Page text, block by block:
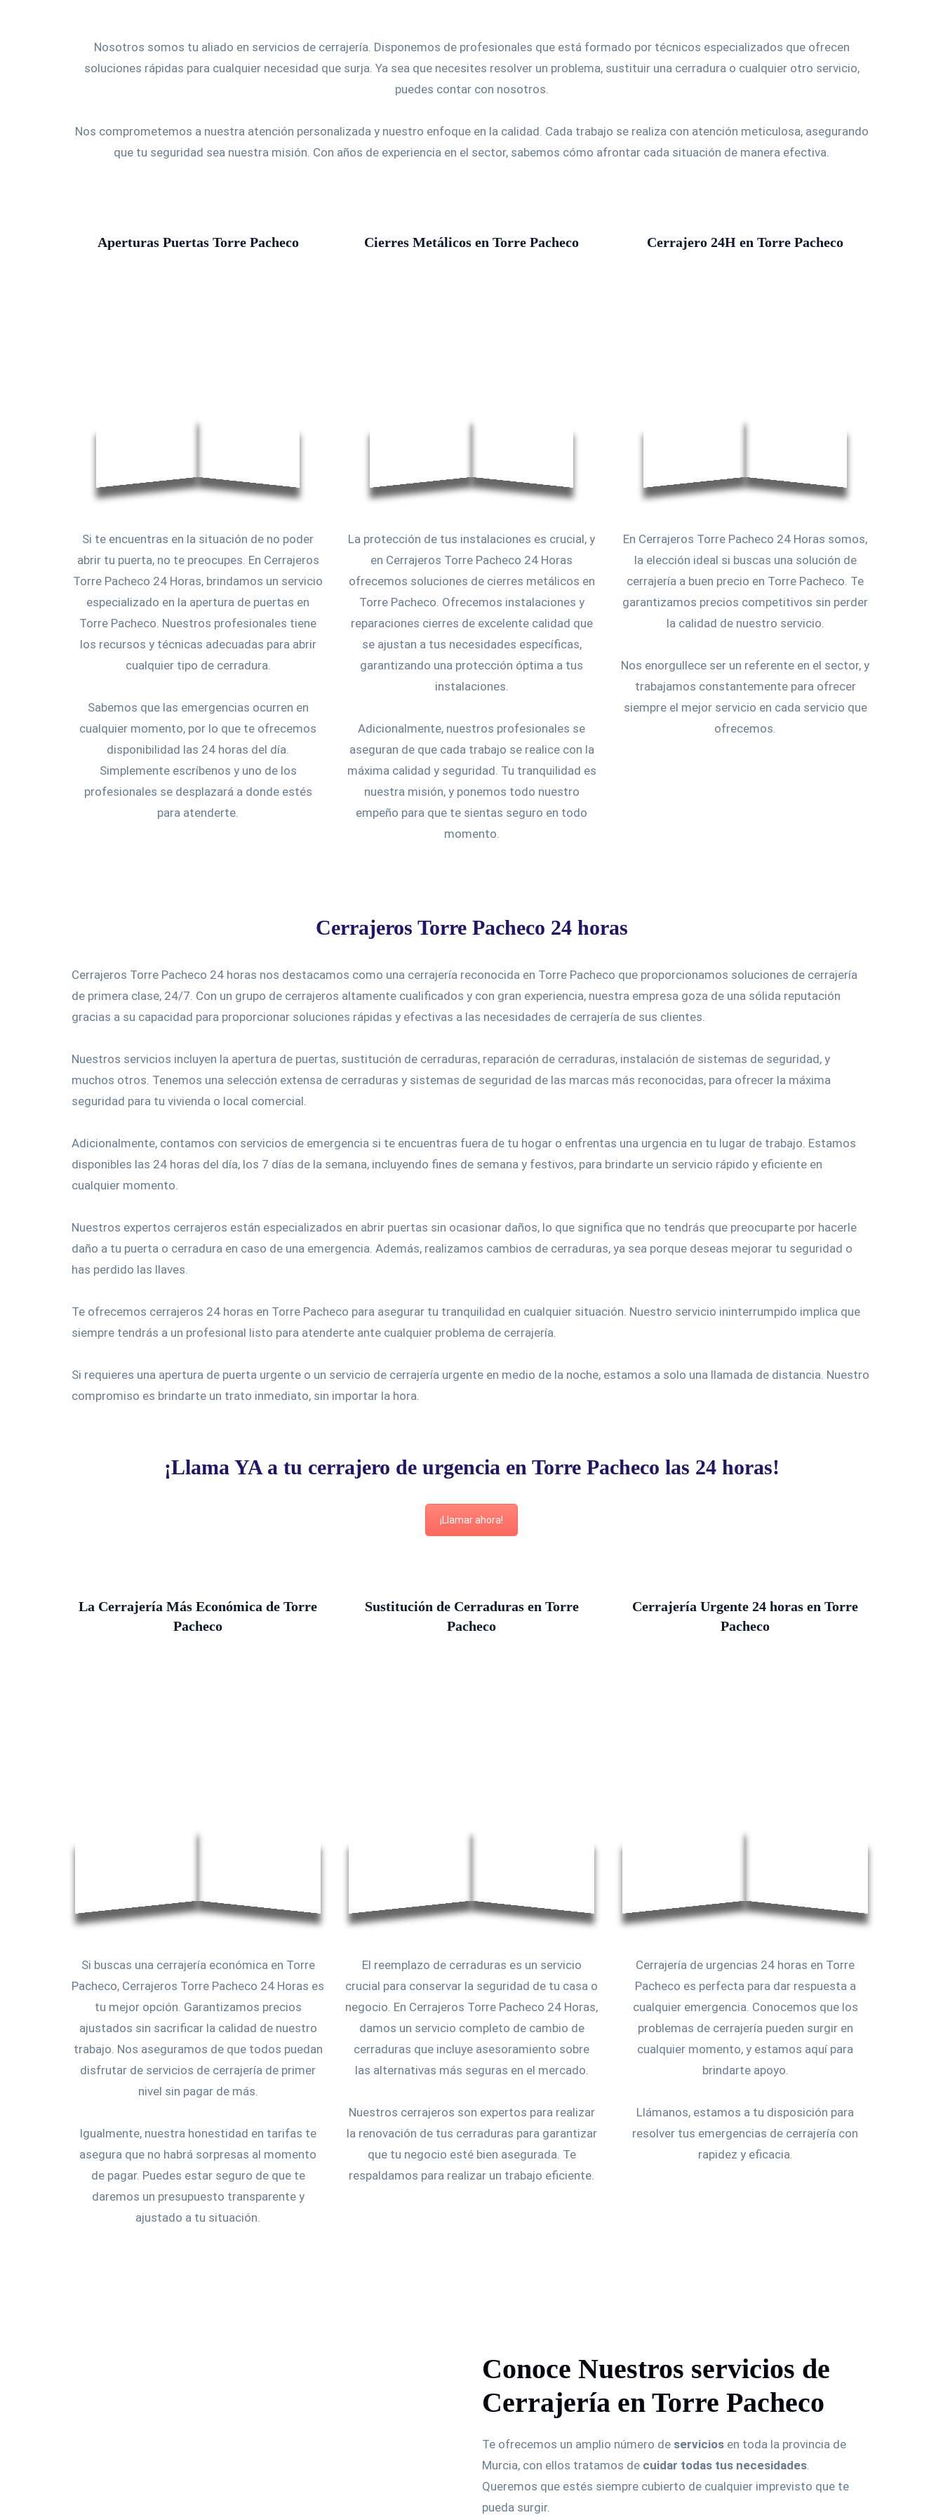
Nosotros somos tu aliado en servicios de cerrajería. Disponemos de profesionales que está formado por técnicos especializados que ofrecen
soluciones rápidas para cualquier necesidad que surja. Ya sea que necesites resolver un problema, sustituir una cerradura o cualquier otro servicio,
puedes contar con nosotros.
Nos comprometemos a nuestra atención personalizada y nuestro enfoque en la calidad. Cada trabajo se realiza con atención meticulosa, asegurando
que tu seguridad sea nuestra misión. Con años de experiencia en el sector, sabemos cómo afrontar cada situación de manera efectiva.
Aperturas Puertas Torre Pacheco
Si te encuentras en la situación de no poder
abrir tu puerta, no te preocupes. En Cerrajeros
Torre Pacheco 24 Horas, brindamos un servicio
especializado en la apertura de puertas en
Torre Pacheco. Nuestros profesionales tiene
los recursos y técnicas adecuadas para abrir
cualquier tipo de cerradura.
Sabemos que las emergencias ocurren en
cualquier momento, por lo que te ofrecemos
disponibilidad las 24 horas del día.
Simplemente escríbenos y uno de los
profesionales se desplazará a donde estés
para atenderte.
Cierres Metálicos en Torre Pacheco
La protección de tus instalaciones es crucial, y
en Cerrajeros Torre Pacheco 24 Horas
ofrecemos soluciones de cierres metálicos en
Torre Pacheco. Ofrecemos instalaciones y
reparaciones cierres de excelente calidad que
se ajustan a tus necesidades específicas,
garantizando una protección óptima a tus
instalaciones.
Adicionalmente, nuestros profesionales se
aseguran de que cada trabajo se realice con la
máxima calidad y seguridad. Tu tranquilidad es
nuestra misión, y ponemos todo nuestro
empeño para que te sientas seguro en todo
momento.
Cerrajero 24H en Torre Pacheco
En Cerrajeros Torre Pacheco 24 Horas somos,
la elección ideal si buscas una solución de
cerrajería a buen precio en Torre Pacheco. Te
garantizamos precios competitivos sin perder
la calidad de nuestro servicio.
Nos enorgullece ser un referente en el sector, y
trabajamos constantemente para ofrecer
siempre el mejor servicio en cada servicio que
ofrecemos.
Cerrajeros Torre Pacheco 24 horas
Cerrajeros Torre Pacheco 24 horas nos destacamos como una cerrajería reconocida en Torre Pacheco que proporcionamos soluciones de cerrajería
de primera clase, 24/7. Con un grupo de cerrajeros altamente cualificados y con gran experiencia, nuestra empresa goza de una sólida reputación
gracias a su capacidad para proporcionar soluciones rápidas y efectivas a las necesidades de cerrajería de sus clientes.
Nuestros servicios incluyen la apertura de puertas, sustitución de cerraduras, reparación de cerraduras, instalación de sistemas de seguridad, y
muchos otros. Tenemos una selección extensa de cerraduras y sistemas de seguridad de las marcas más reconocidas, para ofrecer la máxima
seguridad para tu vivienda o local comercial.
Adicionalmente, contamos con servicios de emergencia si te encuentras fuera de tu hogar o enfrentas una urgencia en tu lugar de trabajo. Estamos
disponibles las 24 horas del día, los 7 días de la semana, incluyendo fines de semana y festivos, para brindarte un servicio rápido y eficiente en
cualquier momento.
Nuestros expertos cerrajeros están especializados en abrir puertas sin ocasionar daños, lo que significa que no tendrás que preocuparte por hacerle
daño a tu puerta o cerradura en caso de una emergencia. Además, realizamos cambios de cerraduras, ya sea porque deseas mejorar tu seguridad o
has perdido las llaves.
Te ofrecemos cerrajeros 24 horas en Torre Pacheco para asegurar tu tranquilidad en cualquier situación. Nuestro servicio ininterrumpido implica que
siempre tendrás a un profesional listo para atenderte ante cualquier problema de cerrajería.
Si requieres una apertura de puerta urgente o un servicio de cerrajería urgente en medio de la noche, estamos a solo una llamada de distancia. Nuestro
compromiso es brindarte un trato inmediato, sin importar la hora.
¡Llama YA a tu cerrajero de urgencia en Torre Pacheco las 24 horas!
¡Llamar ahora!
La Cerrajería Más Económica de Torre
Pacheco
Si buscas una cerrajería económica en Torre
Pacheco, Cerrajeros Torre Pacheco 24 Horas es
tu mejor opción. Garantizamos precios
ajustados sin sacrificar la calidad de nuestro
trabajo. Nos aseguramos de que todos puedan
disfrutar de servicios de cerrajería de primer
nivel sin pagar de más.
Igualmente, nuestra honestidad en tarifas te
asegura que no habrá sorpresas al momento
de pagar. Puedes estar seguro de que te
daremos un presupuesto transparente y
ajustado a tu situación.
Sustitución de Cerraduras en Torre
Pacheco
El reemplazo de cerraduras es un servicio
crucial para conservar la seguridad de tu casa o
negocio. En Cerrajeros Torre Pacheco 24 Horas,
damos un servicio completo de cambio de
cerraduras que incluye asesoramiento sobre
las alternativas más seguras en el mercado.
Nuestros cerrajeros son expertos para realizar
la renovación de tus cerraduras para garantizar
que tu negocio esté bien asegurada. Te
respaldamos para realizar un trabajo eficiente.
Cerrajería Urgente 24 horas en Torre
Pacheco
Cerrajería de urgencias 24 horas en Torre
Pacheco es perfecta para dar respuesta a
cualquier emergencia. Conocemos que los
problemas de cerrajería pueden surgir en
cualquier momento, y estamos aquí para
brindarte apoyo.
Llámanos, estamos a tu disposición para
resolver tus emergencias de cerrajería con
rapidez y eficacia.
Conoce Nuestros servicios de
Cerrajería en Torre Pacheco
Te ofrecemos un amplio número de servicios en toda la provincia de
Murcia, con ellos tratamos de cuidar todas tus necesidades
Queremos que estés siempre cubierto de cualquier imprevisto que te
pueda surgir.